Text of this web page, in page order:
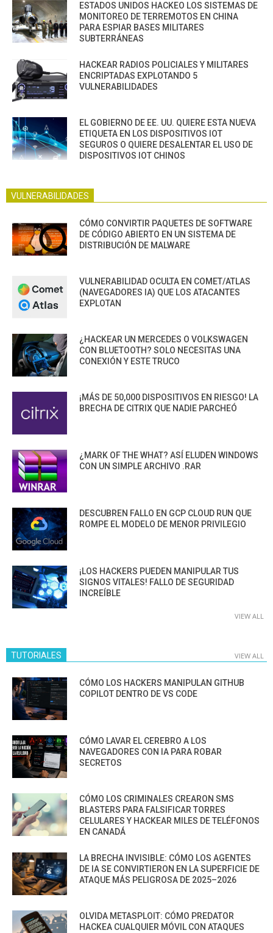
ESTADOS UNIDOS HACKEO LOS SISTEMAS DE
MONITOREO DE TERREMOTOS EN CHINA
PARA ESPIAR BASES MILITARES
SUBTERRÁNEAS
HACKEAR RADIOS POLICIALES Y MILITARES
ENCRIPTADAS EXPLOTANDO 5
VULNERABILIDADES
EL GOBIERNO DE EE. UU. QUIERE ESTA NUEVA
ETIQUETA EN LOS DISPOSITIVOS IOT
SEGUROS O QUIERE DESALENTAR EL USO DE
DISPOSITIVOS IOT CHINOS
VULNERABILIDADES
CÓMO CONVIRTIR PAQUETES DE SOFTWARE
DE CÓDIGO ABIERTO EN UN SISTEMA DE
DISTRIBUCIÓN DE MALWARE
VULNERABILIDAD OCULTA EN COMET/ATLAS
(NAVEGADORES IA) QUE LOS ATACANTES
EXPLOTAN
¿HACKEAR UN MERCEDES O VOLKSWAGEN
CON BLUETOOTH? SOLO NECESITAS UNA
CONEXIÓN Y ESTE TRUCO
¡MÁS DE 50,000 DISPOSITIVOS EN RIESGO! LA
BRECHA DE CITRIX QUE NADIE PARCHEÓ
¿MARK OF THE WHAT? ASÍ ELUDEN WINDOWS
CON UN SIMPLE ARCHIVO .RAR
DESCUBREN FALLO EN GCP CLOUD RUN QUE
ROMPE EL MODELO DE MENOR PRIVILEGIO
¡LOS HACKERS PUEDEN MANIPULAR TUS
SIGNOS VITALES! FALLO DE SEGURIDAD
INCREÍBLE
VIEW ALL
TUTORIALES VIEW ALL
CÓMO LOS HACKERS MANIPULAN GITHUB
COPILOT DENTRO DE VS CODE
CÓMO LAVAR EL CEREBRO A LOS
NAVEGADORES CON IA PARA ROBAR
SECRETOS
CÓMO LOS CRIMINALES CREARON SMS
BLASTERS PARA FALSIFICAR TORRES
CELULARES Y HACKEAR MILES DE TELÉFONOS
EN CANADÁ
LA BRECHA INVISIBLE: CÓMO LOS AGENTES
DE IA SE CONVIRTIERON EN LA SUPERFICIE DE
ATAQUE MÁS PELIGROSA DE 2025–2026
OLVIDA METASPLOIT: CÓMO PREDATOR
HACKEA CUALQUIER MÓVIL CON ATAQUES